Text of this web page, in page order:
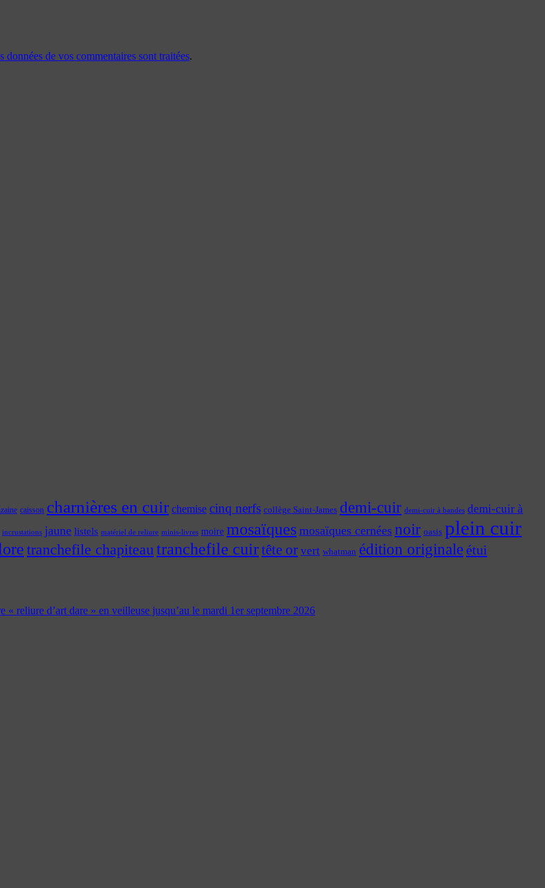
de vos commentaires sont traitées.
caisson charnières en cuir chemise cinq nerfs collège Saint-James demi-cuir demi-cuir à bandes demi-cuir à
incrustations jaune listels matériel de reliure minis-livres moire mosaïques mosaïques cernées noir oasis plein cuir
tranchefile chapiteautranchefile cuirtête or vert whatman édition originaleétui
reliure d’art dare » en veilleuse jusqu’au le mardi 1er septembre 2026